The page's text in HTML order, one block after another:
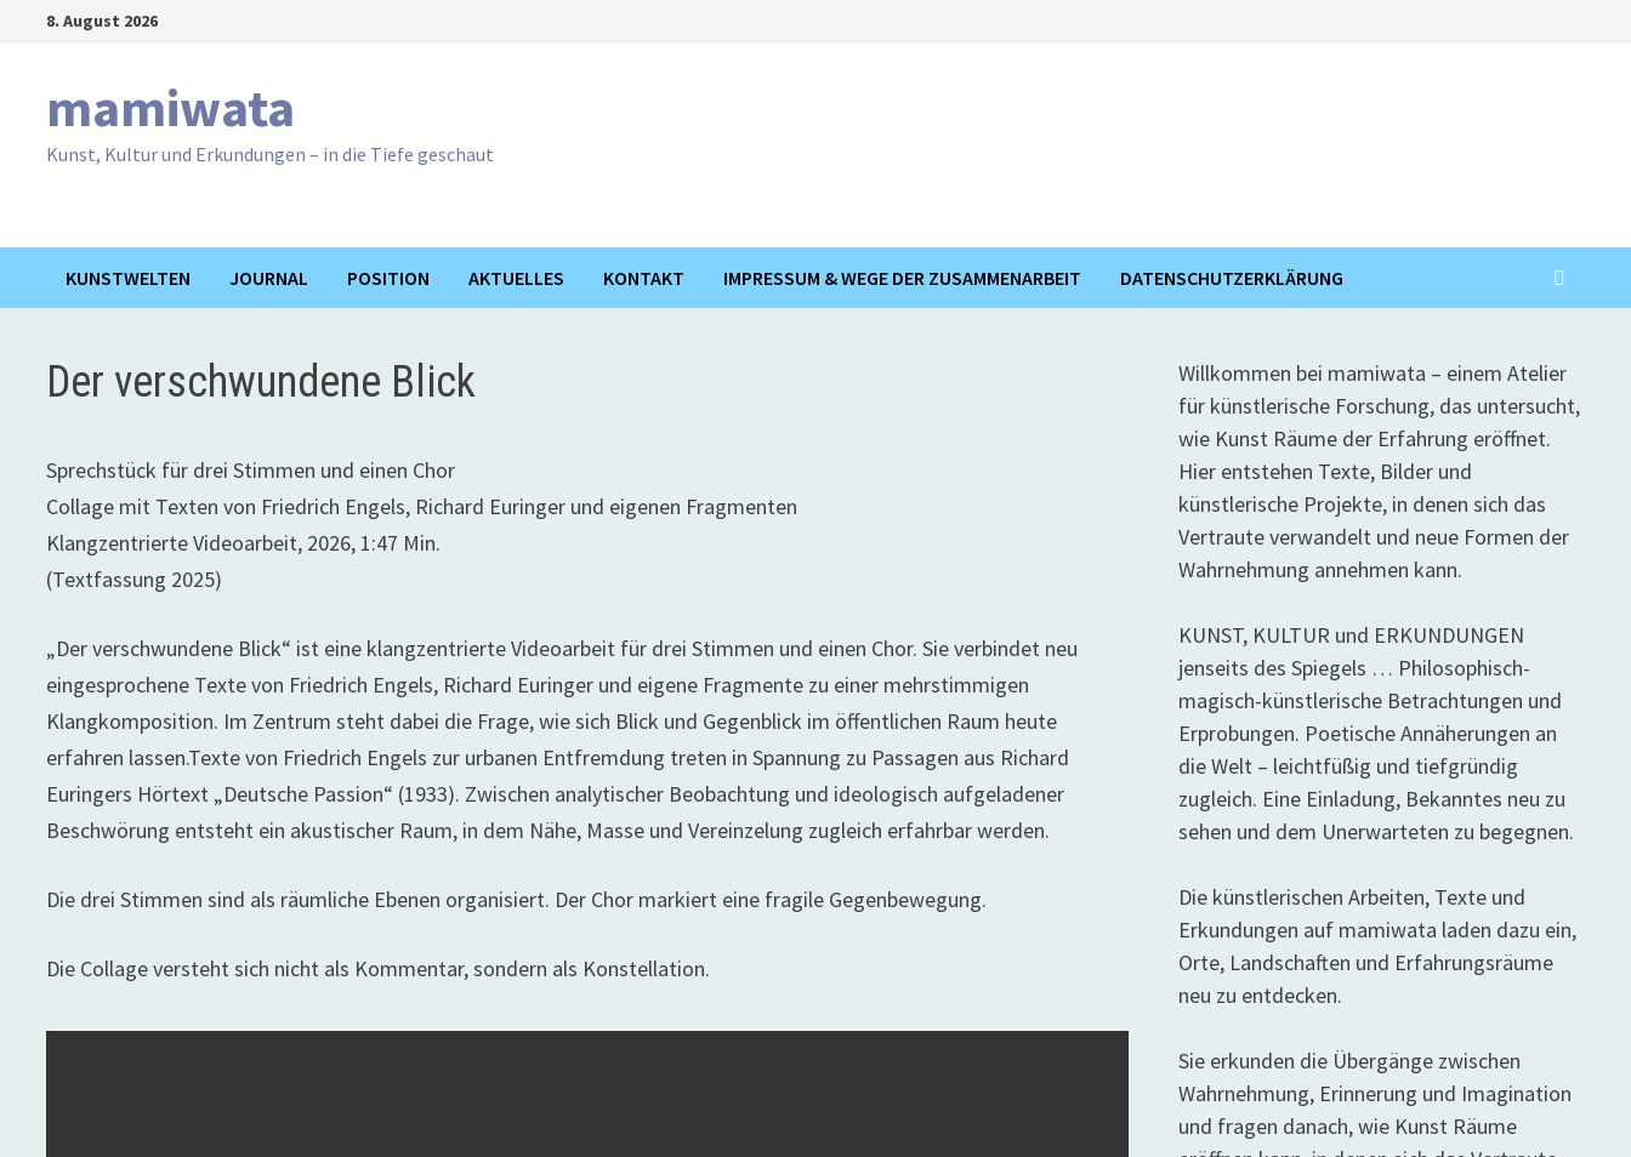
8. August 2026
mamiwata
Kunst, Kultur und Erkundungen – in die Tiefe geschaut
KUNSTWELTEN JOURNAL POSITION AKTUELLES KONTAKT IMPRESSUM & WEGE DER ZUSAMMENARBEIT DATENSCHUTZERKLÄRUNG
Der verschwundene Blick
Sprechstück für drei Stimmen und einen Chor
Collage mit Texten von Friedrich Engels, Richard Euringer und eigenen Fragmenten
Klangzentrierte Videoarbeit, 2026, 1:47 Min.
(Textfassung 2025)
„Der verschwundene Blick“ ist eine klangzentrierte Videoarbeit für drei Stimmen und einen Chor. Sie verbindet neu
eingesprochene Texte von Friedrich Engels, Richard Euringer und eigene Fragmente zu einer mehrstimmigen
Klangkomposition. Im Zentrum steht dabei die Frage, wie sich Blick und Gegenblick im öffentlichen Raum heute
erfahren lassen.Texte von Friedrich Engels zur urbanen Entfremdung treten in Spannung zu Passagen aus Richard
Euringers Hörtext „Deutsche Passion“ (1933). Zwischen analytischer Beobachtung und ideologisch aufgeladener
Beschwörung entsteht ein akustischer Raum, in dem Nähe, Masse und Vereinzelung zugleich erfahrbar werden.
Die drei Stimmen sind als räumliche Ebenen organisiert. Der Chor markiert eine fragile Gegenbewegung.
Die Collage versteht sich nicht als Kommentar, sondern als Konstellation.
Willkommen bei mamiwata – einem Atelier
für künstlerische Forschung, das untersucht,
wie Kunst Räume der Erfahrung eröffnet.
Hier entstehen Texte, Bilder und
künstlerische Projekte, in denen sich das
Vertraute verwandelt und neue Formen der
Wahrnehmung annehmen kann.
KUNST, KULTUR und ERKUNDUNGEN
jenseits des Spiegels … Philosophisch-
magisch-künstlerische Betrachtungen und
Erprobungen. Poetische Annäherungen an
die Welt – leichtfüßig und tiefgründig
zugleich. Eine Einladung, Bekanntes neu zu
sehen und dem Unerwarteten zu begegnen.
Die künstlerischen Arbeiten, Texte und
Erkundungen auf mamiwata laden dazu ein,
Orte, Landschaften und Erfahrungsräume
neu zu entdecken.
Sie erkunden die Übergänge zwischen
Wahrnehmung, Erinnerung und Imagination
und fragen danach, wie Kunst Räume